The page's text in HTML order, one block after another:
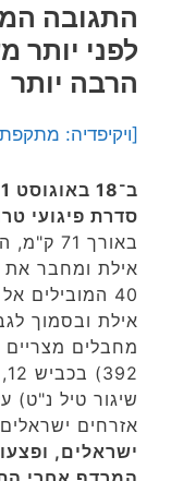
התגובה
לפני יותר
הרבה יותר
[ויקיפדיה: מתקפת
סדרת פיגועי
באורך
אילת ובסמוך
מחבלים
שיגור טיל נ"ט)
אזרחים